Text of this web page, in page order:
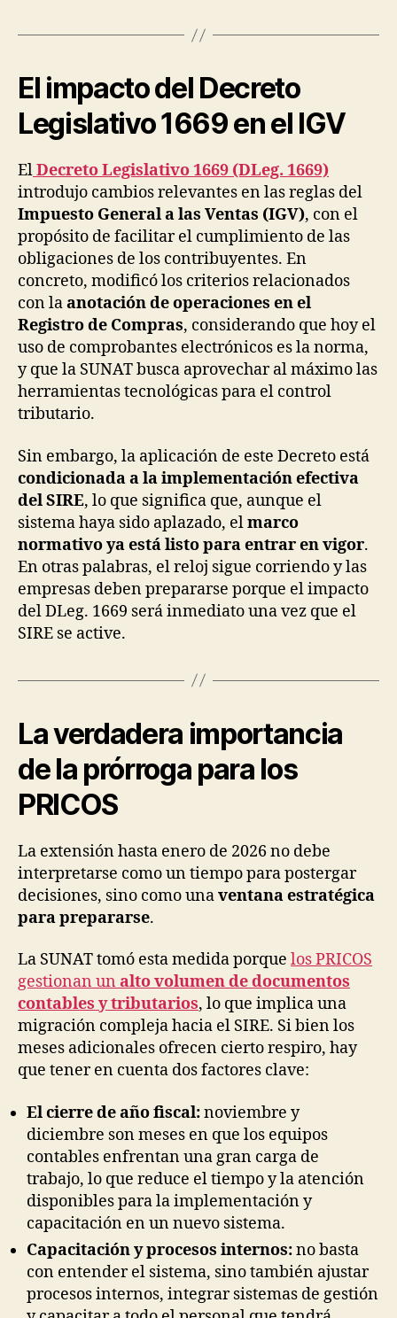
El impacto del Decreto
Legislativo 1669 en el IGV
ElDecreto Legislativo 1669 (DLeg. 1669)
introdujo cambios relevantes en las reglas del
Impuesto General a las Ventas (IGV), con el
propósito de facilitar el cumplimiento de las
obligaciones de los contribuyentes. En
concreto, modificó los criterios relacionados
con laanotación de operaciones en el
Registro de Compras, considerando que hoy el
uso de comprobantes electrónicos es la norma,
y que la SUNAT busca aprovechar al máximo las
herramientas tecnológicas para el control
tributario.
Sin embargo, la aplicación de este Decreto está
condicionada a la implementación efectiva
del SIRE, lo que significa que, aunque el
sistema haya sido aplazado, elmarco
normativo ya está listo para entrar en vigor.
En otras palabras, el reloj sigue corriendo y las
empresas deben prepararse porque el impacto
del DLeg. 1669 será inmediato una vez que el
SIRE se active.
La verdadera importancia
de la prórroga para los
PRICOS
La extensión hasta enero de 2026 no debe
interpretarse como un tiempo para postergar
decisiones, sino como unaventana estratégica
para prepararse.
La SUNAT tomó esta medida porque los PRICOS
gestionan un alto volumen de documentos
contables y tributarios, lo que implica una
migración compleja hacia el SIRE. Si bien los
meses adicionales ofrecen cierto respiro, hay
que tener en cuenta dos factores clave:
El cierre de año fiscal:noviembre y
diciembre son meses en que los equipos
contables enfrentan una gran carga de
trabajo, lo que reduce el tiempo y la atención
disponibles para la implementación y
capacitación en un nuevo sistema.
Capacitación y procesos internos:no basta
con entender el sistema, sino también ajustar
procesos internos, integrar sistemas de gestión